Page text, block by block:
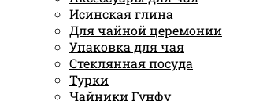
Исинская глина
Для чайной церемонии
Упаковка для чая
Стеклянная посуда
Турки
Чайники Гунфу